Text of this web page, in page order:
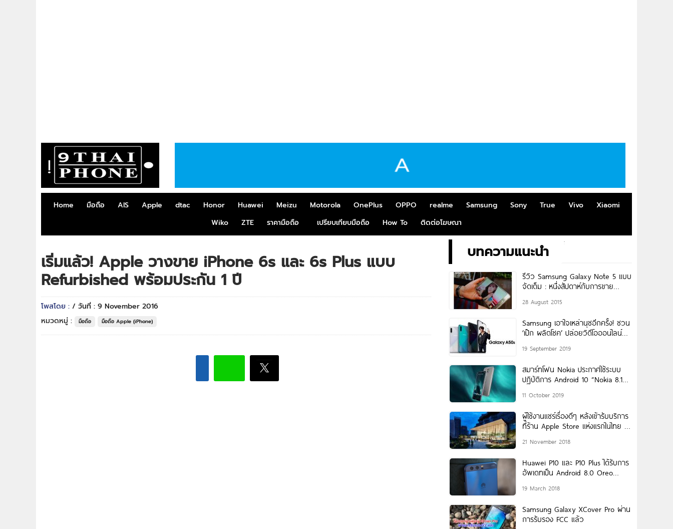
Home มือถือ AIS Apple dtac Honor Huawei Meizu Motorola OnePlus OPPO realme Samsung Sony True Vivo
Xiaomi
Wiko
ZTE ราคามือถือ เปรียบเทียบมือถือ How To ติดต่อโฆษณา
เริ่มแล้ว! Apple วางขาย iPhone 6s และ 6s Plus แบบ
Refurbished พร้อมประกัน 1 ปี
โพสโดย : / วันที่ : 9 November 2016
หมวดหมู่ :
มือถือ มือถือ Apple (iPhone)
บทความแนะนำ
รีวิว Samsung Galaxy Note 5 แบบ
จัดเต็ม : หนึ่งสัปดาห์กับการขาย
28 August 2015
Samsung เอาใจเหล่านุชอีกครั้ง! ชวน
‘เป๊ก ผลิตโชค’ ปล่อยวิดีโอออนไลน์
19 September 2019
สมาร์ทโฟน Nokia ประกาศใช้ระบบ
ปฏิบัติการ Android 10 “Nokia 8.1
Android OS
11 October 2019
ผู้ใช้งานแชร์เรื่องดีๆ หลังเข้ารับบริการ
ที่ร้าน Apple Store แห่งแรกในไทย ณ
21 November 2018
Huawei P10 และ P10 Plus ได้รับการ
อัพเดทเป็น Android 8.0 Oreo
19 March 2018
Samsung Galaxy XCover Pro ผ่าน
การรับรอง FCC แล้ว